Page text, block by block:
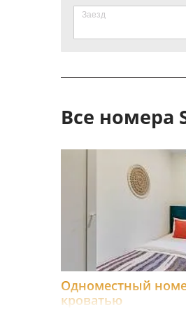
Все номера
Одноместный
кроватью